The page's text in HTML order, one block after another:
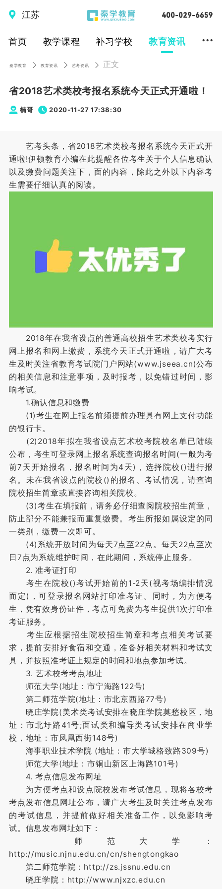
江苏
首页 教学课程 补习学校 教育资讯 ...
秦学教育 教育资讯 艺考资讯 正文
省2018艺术类校考报名系统今天正式开通啦！
楠哥 2020-11-27 17:38:30
艺考头条，省2018艺术类校考报名系统今天正式开
通啦!伊顿教育小编在此提醒各位考生关于个人信息确认
以及缴费问题关注下，面的内容，除此之外以下内容考
生需要仔细认真的阅读。
2018年在我省设点的普通高校招生艺术类校考实行
网上报名和网上缴费，系统今天正式开通啦，请广大考
生及时关注省教育考试院门户网站(www.jseea.cn)公布
的相关信息和注意事项，及时报考，以免错过时间，影
响考试。
1.确认信息和缴费
(1)考生在网上报名前须提前办理具有网上支付功能
的银行卡。
(2)2018年拟在我省设点艺术校考院校名单已陆续
公布，考生可登录网上报名系统查询报名时间(一般为考
前7天开始报名，报名时间为4天)，选择院校()进行报
名。未在我省设点的院校()的报名、考试情况，请查询
院校招生简章或直接咨询相关院校。
(3)考生在填报前，请务必仔细查阅院校招生简章，
防止部分不能兼报而重复缴费。考生所报如属设定的同
一类别，缴费一次即可。
(4)系统开放时间为每天7点至22点。每天22点至次
日7点为系统维护时间，在此期间，系统停止服务。
2. 准考证打印
考生在院校()考试开始前的1-2天(视考场编排情况
而定)，可登录报名网站打印准考证。同时，为方便考
生，凭有效身份证件，考点可免费为考生提供1次打印准
考证服务。
考生应根据招生院校招生简章和考点相关考试要
求，提前安排好食宿和交通，准备好相关材料和考试文
具，并按照准考证上规定的时间和地点参加考试。
3. 艺术校考考点地址
师范大学(地址：市宁海路122号)
第二师范学院(地址：市北京西路77号)
晓庄学院(美术类考试安排在晓庄学院莫愁校区，地
址：市北圩路41号;面试类和编导类考试安排在商业学
校，地址：市凤凰西街148号)
海事职业技术学院 (地址：市大学城格致路309号)
师范大学(地址：市铜山新区上海路101号)
4. 考点信息发布网址
为方便考点和设点院校发布考试信息，现将各校考
考点发布信息网址公布，请广大考生及时关注考点发布
的考试信息，并提前做好相关准备工作，以免影响考
试。信息发布网址如下：
师范大学：
http://music.njnu.edu.cn/cn/shengtongkao
第二师范学院：http://zs.jssnu.edu.cn
晓庄学院：http://www.njxzc.edu.cn